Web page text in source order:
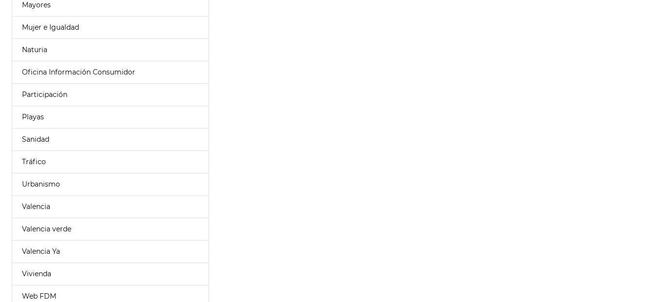
Mayores
Mujer e Igualdad
Naturia
Oficina Información Consumidor
Participación
Playas
Sanidad
Tráfico
Urbanismo
Valencia
Valencia verde
Valencia Ya
Vivienda
Web FDM